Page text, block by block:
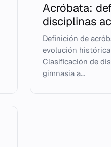
Acróbata:
disciplinas
Definición de
evolución
Clasificación de
gimnasia a...